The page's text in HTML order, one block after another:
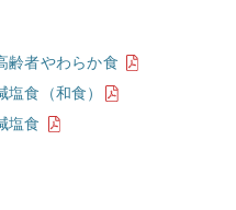
齢者やわらか食
食（和食）
塩食